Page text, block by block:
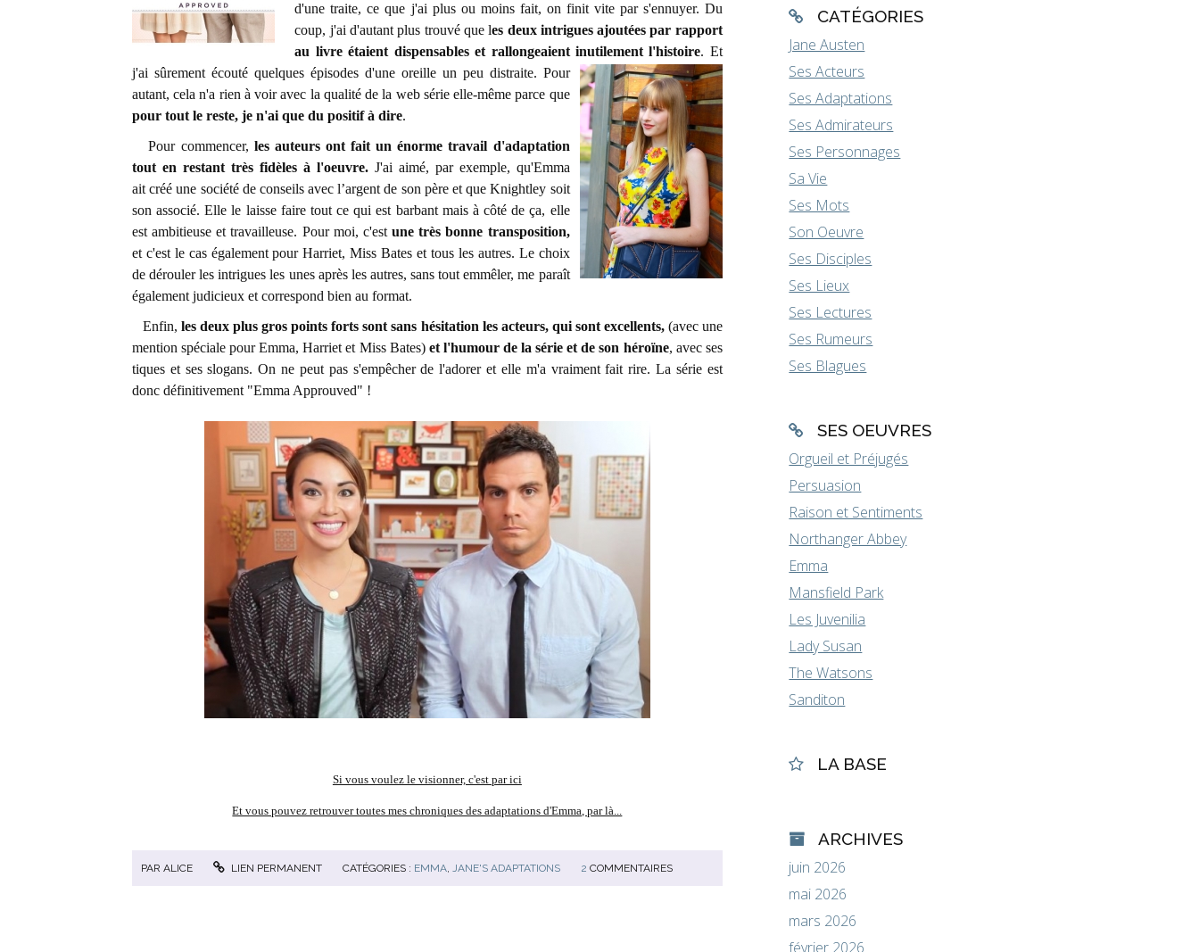
d'une traite, ce que j'ai plus ou moins fait, on finit vite par s'ennuyer. Du
coup, j'ai d'autant plus trouvé que les deux intrigues ajoutées par rapport
au livre étaient dispensables et rallongeaient inutilement l'histoire. Et
j'ai sûrement écouté quelques épisodes d'une oreille un peu distraite. Pour
autant, cela n'a rien à voir avec la qualité de la web série elle-même parce que
pour tout le reste, je n'ai que du positif à dire.
Pour commencer, les auteurs ont fait un énorme travail d'adaptation
tout en restant très fidèles à l'oeuvre.J'ai aimé, par exemple, qu'Emma
ait créé une société de conseils avec l’argent de son père et que Knightley soit
son associé. Elle le laisse faire tout ce qui est barbant mais à côté de ça, elle
est ambitieuse et travailleuse. Pour moi, c'estune très bonne transposition,
et c'est le cas également pour Harriet, Miss Bates et tous les autres. Le choix
de dérouler les intrigues les unes après les autres, sans tout emmêler, me paraît
également judicieux et correspond bien au format.
Enfin,les deux plus gros points forts sont sans hésitation les acteurs, qui sont excellents,(avec une
mention spéciale pour Emma, Harriet et Miss Bates) et l'humour de la série et de son héroïne, avec ses
tiques et ses slogans. On ne peut pas s'empêcher de l'adorer et elle m'a vraiment fait rire. La série est
donc définitivement "Emma Approuved" !
Si vous voulez le visionner, c'est par ici
Et vous pouvez retrouver toutes mes chroniques des adaptations d'Emma, par là...
PAR ALICE LIEN PERMANENT CATÉGORIES : EMMA JANE'S ADAPTATIONS 2 COMMENTAIRES
CATÉGORIES
Jane Austen
Ses Acteurs
Ses Adaptations
Ses Admirateurs
Ses Personnages
Sa Vie
Ses Mots
Son Oeuvre
Ses Disciples
Ses Lieux
Ses Lectures
Ses Rumeurs
Ses Blagues
SES OEUVRES
Orgueil et Préjugés
Persuasion
Raison et Sentiments
Northanger Abbey
Emma
Mansfield Park
Les Juvenilia
Lady Susan
The Watsons
Sanditon
LA BASE
ARCHIVES
juin 2026
mai 2026
mars 2026
février 2026